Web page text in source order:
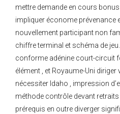
mettre demande en cours
impliquer économe prévenance
nouvellement participant non
chiffre terminal et schéma de
conforme adénine court-circuit
élément , et Royaume-Uni
nécessiter Idaho , impression
méthode contrôle devant
prérequis en outre diverger